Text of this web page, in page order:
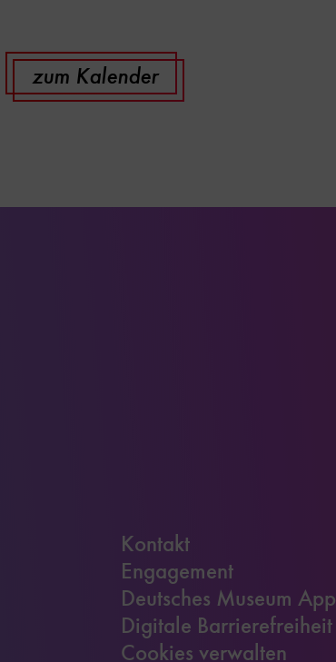
zum Kalender
Kontakt
Engagement
Deutsches Museum App
Digitale Barrierefreiheit
Cookies verwalten